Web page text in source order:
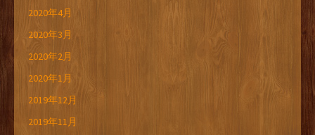
2020年4月
2020年3月
2020年2月
2020年1月
2019年12月
2019年11月